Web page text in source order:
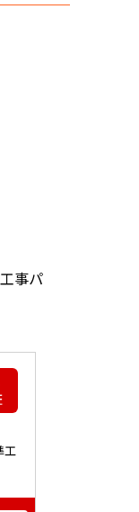
事パ
工